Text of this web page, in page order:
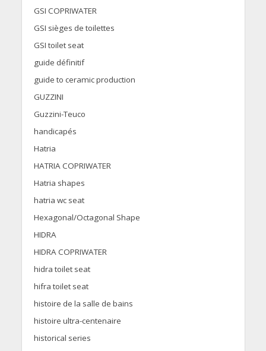
GSI COPRIWATER
GSI sièges de toilettes
GSI toilet seat
guide définitif
guide to ceramic production
GUZZINI
Guzzini-Teuco
handicapés
Hatria
HATRIA COPRIWATER
Hatria shapes
hatria wc seat
Hexagonal/Octagonal Shape
HIDRA
HIDRA COPRIWATER
hidra toilet seat
hifra toilet seat
histoire de la salle de bains
histoire ultra-centenaire
historical series